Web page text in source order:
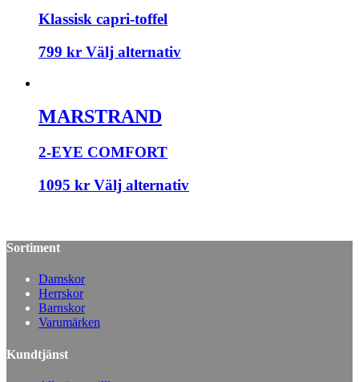
Klassisk capri-toffel
799 kr Välj alternativ
MARSTRAND
2-EYE COMFORT
1095 kr Välj alternativ
Sortiment
Damskor
Herrskor
Barnskor
Varumärken
Kundtjänst